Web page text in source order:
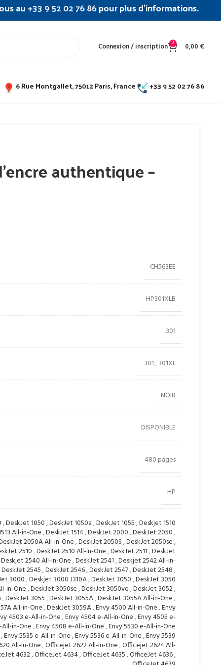
au+33 9 52 02 76 86pour plus d’informations.
Connexion / inscription 0 0,00 €
6 Rue Montgallet, 75012 Paris, France +33 9 52 02 76 86
authentique –
CH563EE
HP301XLB
301
301,301XL
NOIR
DISPONIBLE
480 pages
HP
,DeskJet 1050,DeskJet 1050a,DeskJet 1055,Deskjet 1510
All-in-One,DeskJet 1514,DeskJet 2000,DeskJet 2050,
2050A All-in-One,DeskJet 2050S,DeskJet 2050se,
2510,DeskJet 2510 All-in-One,DeskJet 2511,DeskJet
Deskjet 2540 All-in-One,DeskJet 2541,Deskjet 2542 All-in-
DeskJet 2545,DeskJet 2546,DeskJet 2547,DeskJet 2548,
3000,Deskjet 3000 J310A,DeskJet 3050,DeskJet 3050
in-One,DeskJet 3050se,DeskJet 3050ve,DeskJet 3052,
,DeskJet 3055,DeskJet 3055A,DeskJet 3055A All-in-One,
All-in-One,DeskJet 3059A,Envy 4500 All-in-One,Envy
4503 e-All-in-One,Envy 4504 e-All-in-One,Envy 4505 e-
All-in-One,Envy 4508 e-All-in-One,Envy 5530 e-All-in-One
,Envy 5535 e-All-in-One,Envy 5536 e-All-in-One,Envy 5539
All-in-One,Officejet 2622 All-in-One,Officejet 2624 All-
4632,OfficeJet 4634,OfficeJet 4635,OfficeJet 4636,